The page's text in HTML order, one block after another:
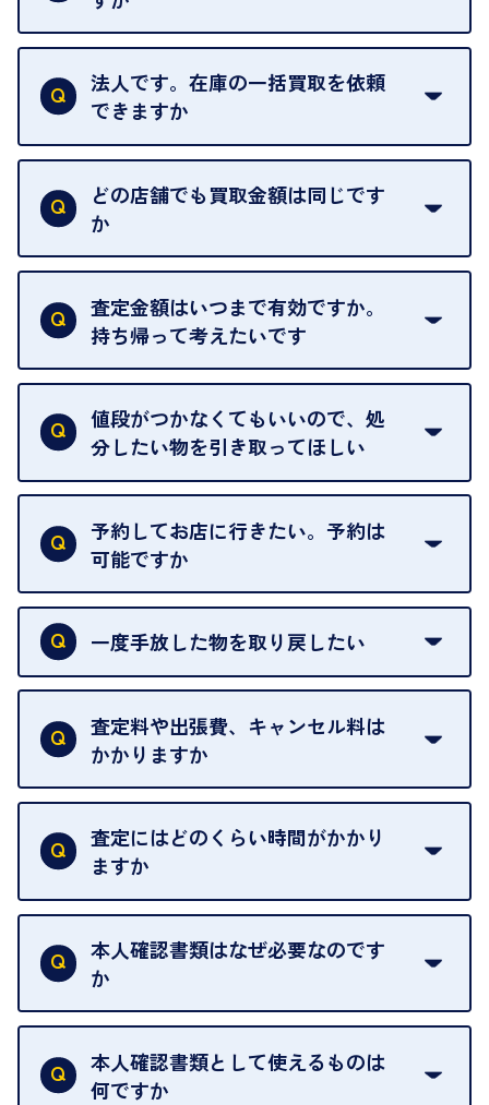
はい。1点でもお伺いします。
法人です。在庫の一括買取を依頼
できますか
はい。喜んで承ります。出張買取をご利用くださ
い。
ご指定の場所にお伺いします。
どの店舗でも買取金額は同じです
か
はい。全店舗一律です。
ただし、中古市場は日々変動するため、査定した日
によって査定額が変わることはございます。
査定金額はいつまで有効ですか。
持ち帰って考えたいです
査定額は当日限り有効です。
中古市場が日々変動するため、翌日には査定額が変
わることがございます。
値段がつかなくてもいいので、処
分したい物を引き取ってほしい
再販不可能な物は、場合によってはお断りすること
がございます。ご了承ください。
予約してお店に行きたい。予約は
可能ですか
申し訳ありませんが、現在はご来店の予約は承って
おりません。
を整えておりますので、お好きな時にお越しくださ
い。
お急ぎの場合はスタッフに一言お声がけください。
可能な限り、迅速に対応させていただきます。
一度手放した物を取り戻したい
当店は質店ではありませんので、買い取ったお品物
は基本的に販売へと回されます。買い戻しはできま
せんので、ご了承ください。
グオフが可能です。
契約破棄という形で、お品物をお戻しすることがで
きます。
売却当日を含む8日間のうちに、お気軽にお申し出
出張買取のお品物は、8日間保管しております。
査定料や出張費、キャンセル料は
かかりますか
一切いただいておりません。査定金額にご納得いた
だけない場合は、その場でお断りいただいても問題
ございません。お気軽にご相談ください。
査定にはどのくらい時間がかかり
ますか
お品物の内容や点数によって異なりますが、店頭買
取の場合は1点あたり数分程度が目安です。大量の
お品物の場合は、お時間をいただくことがございま
本人確認書類はなぜ必要なのです
か
買取店は古物営業法により、お客様のご本人確認を
行うことが義務付けられています。安心してお取引
いただくためにも、ご協力をお願いいたします。
本人確認書類として使えるものは
何ですか